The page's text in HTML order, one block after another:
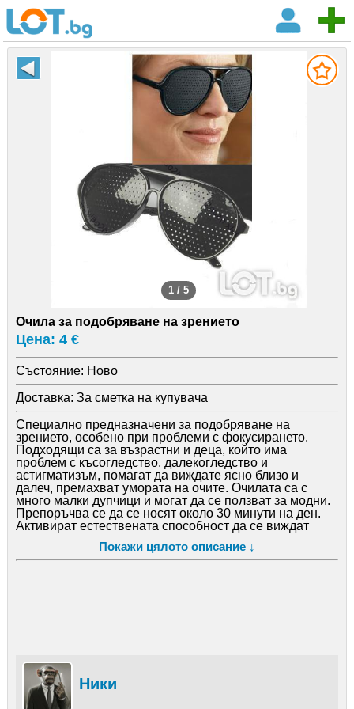
1 / 5
Очила за подобряване на зрението
Цена: 4 €
Състояние: Ново
Доставка: За сметка на купувача
Специално предназначени за подобряване на
зрението, особено при проблеми с фокусирането.
Подходящи са за възрастни и деца, който има
проблем с късогледство, далекогледство и
астигматизъм, помагат да виждате ясно близо и
далеч, премахват умората на очите. Очилата са с
много малки дупчици и могат да се ползват за модни.
Препоръчва се да се носят около 30 минути на ден.
Активират естествената способност да се виждат
причинени от очила. Възстановяват зрителните
навици.
- Пресбиопията (проблеми, свързани с малък обхват
на фокуса). - Астигматизъм.
- Катаракта.
- Напрежение в очите (от компютърните екрани).
Покажи цялото описание ↓
Ники